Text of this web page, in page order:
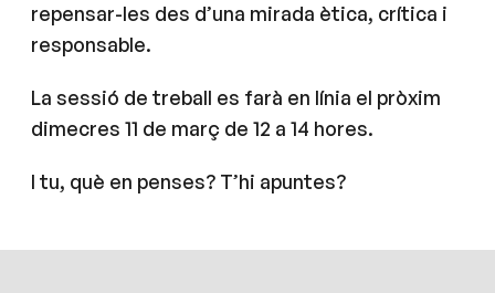
repensar-les des d’una mirada ètica, crítica i
responsable.
La sessió de treball es farà en línia el pròxim
dimecres 11 de març de 12 a 14 hores.
I tu, què en penses? T’hi apuntes?